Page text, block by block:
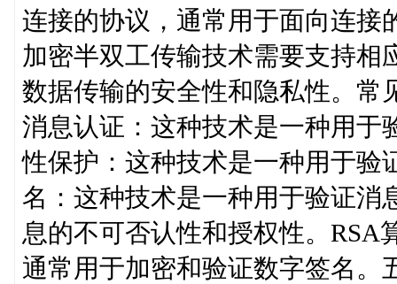
连接的协议，通常用于面向连接
加密半双工传输技术需要支持相
数据传输的安全性和隐私性。常
消息认证：这种技术是一种用于
性保护：这种技术是一种用于验
名：这种技术是一种用于验证消
息的不可否认性和授权性。RSA
通常用于加密和验证数字签名。